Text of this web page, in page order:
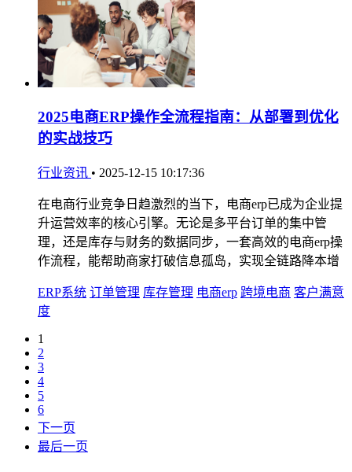
2025电商ERP操作全流程指南：从部署到优化
的实战技巧
行业资讯 • 2025-12-15 10:17:36
在电商行业竞争日趋激烈的当下，电商erp已成为企业提
升运营效率的核心引擎。无论是多平台订单的集中管
理，还是库存与财务的数据同步，一套高效的电商erp操
作流程，能帮助商家打破信息孤岛，实现全链路降本增
ERP系统 订单管理 库存管理 电商erp 跨境电商 客户满意
度
1
2
3
4
5
6
下一页
最后一页